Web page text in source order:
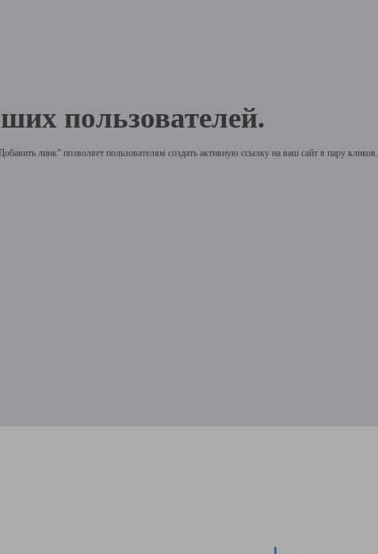
пользователей.
линк” позволяет пользователям создать активную ссылку на ваш сайт в пару кликов.